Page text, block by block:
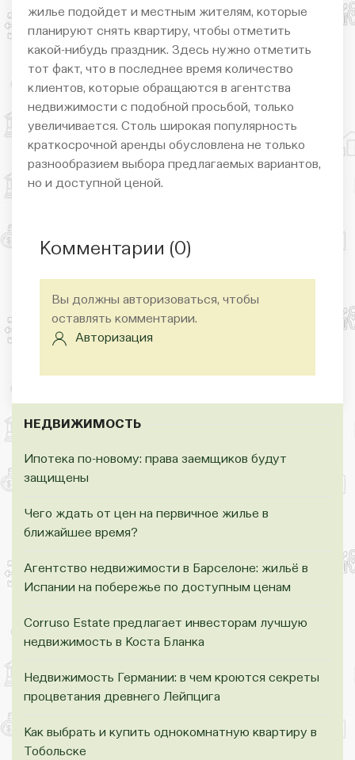
жилье подойдет и местным жителям, которые
планируют снять квартиру, чтобы отметить
какой-нибудь праздник. Здесь нужно отметить
тот факт, что в последнее время количество
клиентов, которые обращаются в агентства
недвижимости с подобной просьбой, только
увеличивается. Столь широкая популярность
краткосрочной аренды обусловлена не только
разнообразием выбора предлагаемых вариантов,
но и доступной ценой.
Комментарии (0)
Вы должны авторизоваться, чтобы
оставлять комментарии.
Авторизация
НЕДВИЖИМОСТЬ
Ипотека по-новому: права заемщиков будут
защищены
Чего ждать от цен на первичное жилье в
ближайшее время?
Агентство недвижимости в Барселоне: жильё в
Испании на побережье по доступным ценам
Corruso Estate предлагает инвесторам лучшую
недвижимость в Коста Бланка
Недвижимость Германии: в чем кроются секреты
процветания древнего Лейпцига
Как выбрать и купить однокомнатную квартиру в
Тобольске